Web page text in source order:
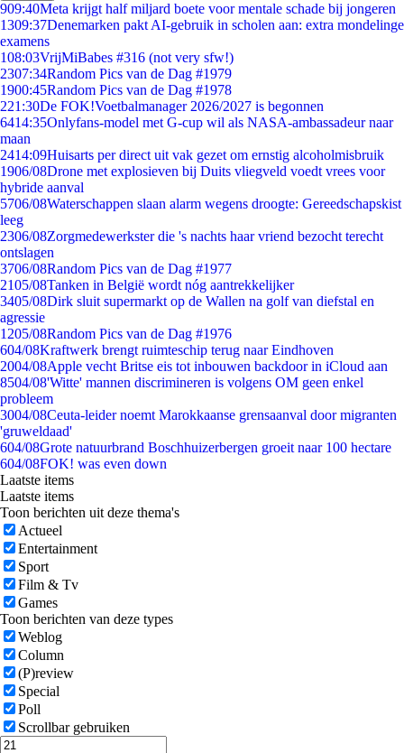
909:40Meta krijgt half miljard boete voor mentale schade bij jongeren
1309:37Denemarken pakt AI-gebruik in scholen aan: extra mondelinge
examens
108:03VrijMiBabes #316 (not very sfw!)
2307:34Random Pics van de Dag #1979
1900:45Random Pics van de Dag #1978
221:30De FOK!Voetbalmanager 2026/2027 is begonnen
6414:35Onlyfans-model met G-cup wil als NASA-ambassadeur naar
maan
2414:09Huisarts per direct uit vak gezet om ernstig alcoholmisbruik
1906/08Drone met explosieven bij Duits vliegveld voedt vrees voor
hybride aanval
5706/08Waterschappen slaan alarm wegens droogte: Gereedschapskist
leeg
2306/08Zorgmedewerkster die 's nachts haar vriend bezocht terecht
ontslagen
3706/08Random Pics van de Dag #1977
2105/08Tanken in België wordt nóg aantrekkelijker
3405/08Dirk sluit supermarkt op de Wallen na golf van diefstal en
agressie
1205/08Random Pics van de Dag #1976
604/08Kraftwerk brengt ruimteschip terug naar Eindhoven
2004/08Apple vecht Britse eis tot inbouwen backdoor in iCloud aan
8504/08'Witte' mannen discrimineren is volgens OM geen enkel
probleem
3004/08Ceuta-leider noemt Marokkaanse grensaanval door migranten
'gruweldaad'
604/08Grote natuurbrand Boschhuizerbergen groeit naar 100 hectare
604/08FOK! was even down
Laatste items
Laatste items
Toon berichten uit deze thema's
Actueel
Entertainment
Sport
Film & Tv
Games
Toon berichten van deze types
Weblog
Column
(P)review
Special
Poll
Scrollbar gebruiken